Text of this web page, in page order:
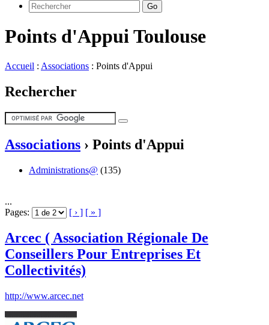
Go
Points d'Appui Toulouse
Accueil : Associations : Points d'Appui
Rechercher
Associations › Points d'Appui
Administrations@ (135)
...
Pages:
[ › ] [ » ]
Arcec ( Association Régionale De
Conseillers Pour Entreprises Et
Collectivités)
http://www.arcec.net